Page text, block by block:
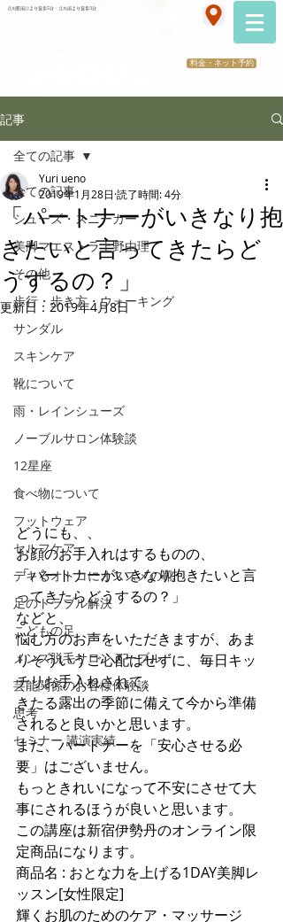
立川駅南口より徒歩5分・立川南より徒歩3分
料金・ネット予約
記事
全ての記事
シューズ・スニーカー
美脚マエストラ上野由理
その他
歩行・歩き方・ウォーキング
サンダル
スキンケア
靴について
雨・レインシューズ
ノーブルサロン体験談
12星座
食べ物について
フットウェア
セルフケア
デキるオトコにオススメの靴
足のトラブル解決
こどもの足
メンズ脱毛サロンノーブル
芸能関係のお客様体験談
思考
セミナー 講演実績
全ての記事
「パートナーがいきなり抱
きたいと言ってきたらど
うするの？」
Yuri ueno
2019年1月28日 読了時間: 4分
更新日： 2019年4月8日
どうにも、、
お顔のお手入れはするものの、
「パートナーがいきなり抱きたいと言
ってきたらどうするの？」
などと、
悩む方のお声をいただきますが、あま
りそういうご心配はせずに、毎日キッ
チリお手入れされて、
きたる露出の季節に備えて今から準備
されると良いかと思います。
また、パートナーを「安心させる必
要」はございません。
もっときれいになって不安にさせて大
事にされるほうが良いと思います。
この講座は新宿伊勢丹のオンライン限
定商品になります。
商品名 : おとな力を上げる1DAY美脚レ
ッスン[女性限定]
輝くお肌のためのケア・マッサージ